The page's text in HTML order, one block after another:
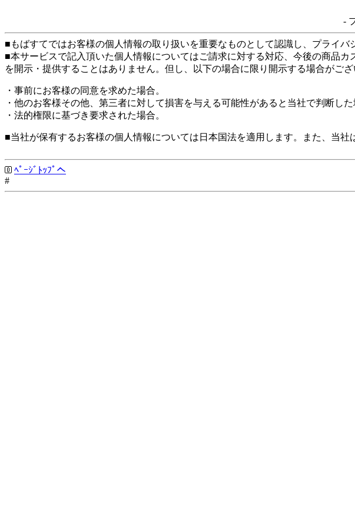
-
■もばすてではお客様の個人情報の取り扱いを重要なものとして認識し、プライ
■本サービスで記入頂いた個人情報についてはご請求に対する対応、今後の商品
を開示・提供することはありません。但し、以下の場合に限り開示する場合がござ
・事前にお客様の同意を求めた場合。
・他のお客様その他、第三者に対して損害を与える可能性があると当社で判断した
・法的権限に基づき要求された場合。
■当社が保有するお客様の個人情報については日本国法を適用します。また、当
ﾍﾟｰｼﾞﾄｯﾌﾟへ
#